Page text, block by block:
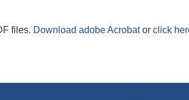
files. Download adobe Acrobator click